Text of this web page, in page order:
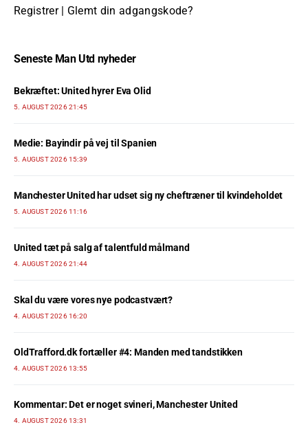
Registrer| Glemt din adgangskode?
Seneste Man Utd nyheder
Bekræftet: United hyrer Eva Olid
5. AUGUST 2026 21:45
Medie: Bayindir på vej til Spanien
5. AUGUST 2026 15:39
Manchester United har udset sig ny cheftræner til kvindeholdet
5. AUGUST 2026 11:16
United tæt på salg af talentfuld målmand
4. AUGUST 2026 21:44
Skal du være vores nye podcastvært?
4. AUGUST 2026 16:20
OldTrafford.dk fortæller #4: Manden med tandstikken
4. AUGUST 2026 13:55
Kommentar: Det er noget svineri, Manchester United
4. AUGUST 2026 13:31